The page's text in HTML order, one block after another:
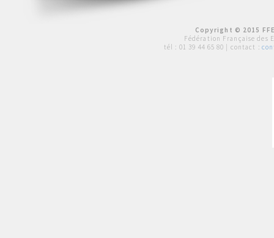
Copyright © 2015
Fédération Française des
tél : 01 39 44 65 80 | contact :